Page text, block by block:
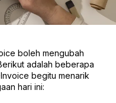
boleh mengubah
adalah beberapa
begitu menarik
hari ini: